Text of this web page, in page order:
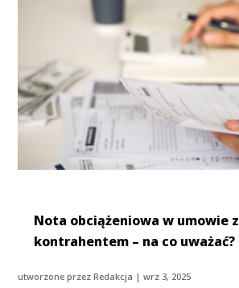
Nota obciążeniowa w umowie z
kontrahentem – na co uważać?
utworzone przezRedakcja |wrz 3, 2025